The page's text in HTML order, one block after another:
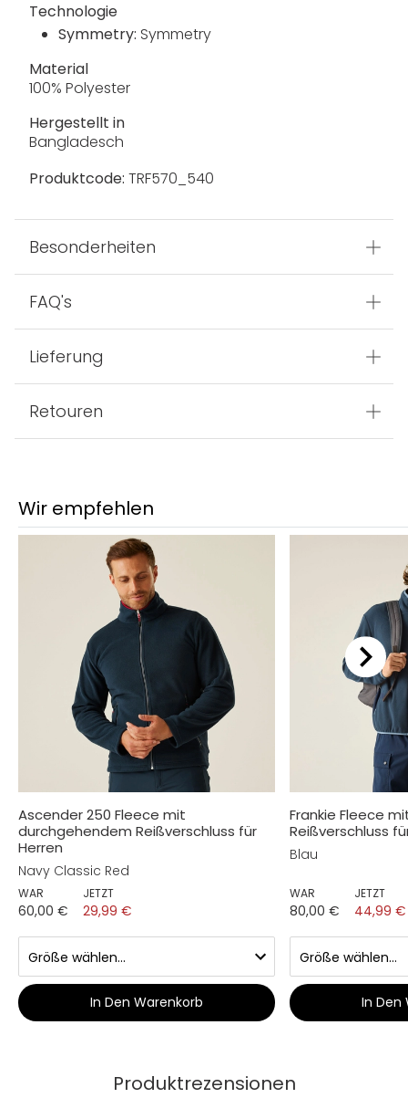
Technologie
Symmetry: Symmetry
Material
100% Polyester
Hergestellt in
Bangladesch
Produktcode: TRF570_540
Besonderheiten
FAQ's
Lieferung
Retouren
Wir empfehlen
Ascender 250 Fleece mit
durchgehendem Reißverschluss für
Herren
Navy Classic Red
WAR
60,00 €
JETZT
29,99 €
In Den Warenkorb
Frankie Fleece
Reißverschluss
Blau
WAR
80,00 €
JETZT
44,99 €
In Den
Produktrezensionen